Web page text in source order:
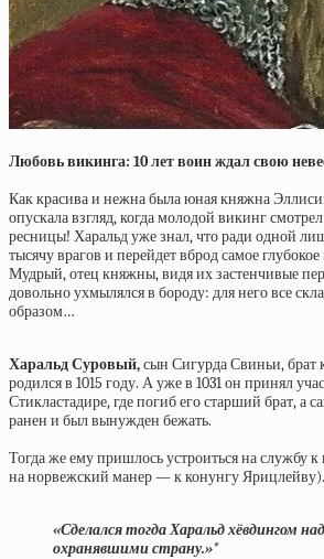
Любовь викинга: 10 лет воин ждал свою
Как красива и нежна была юная княжна
опускала взгляд, когда молодой викинг
ресницы! Харальд уже знал, что ради одной
тысячу врагов и перейдет вброд самое
Мудрый, отец княжны, видя их застенчивые
довольно ухмылялся в бороду: для него все
образом…
Харальд Суровый,сын Сигурда Свиньи, брат
родился в 1015 году. А уже в 1031 он принял
Стикластадире, где погиб его старший брат, а
ранен и был вынужден бежать.
Тогда же ему пришлось устроиться на службу
на норвежский манер — к конунгу Ярицлейву).
«Сделался тогда Харальд хёвдингом
охранявшими страну.»*